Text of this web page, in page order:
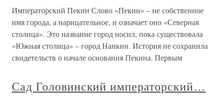
Императорский Пекин Слово «Пекин» – не собственное
имя города, а нарицательное, и означает оно «Северная
столица». Это название город носил, пока существовала
«Южная столица» – город Нанкин. История не сохранила
свидетельств о начале основания Пекина. Первым
Сад Головинский императорский…